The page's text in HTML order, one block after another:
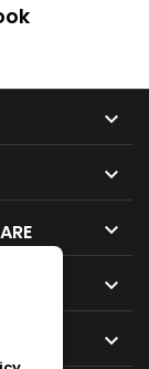




